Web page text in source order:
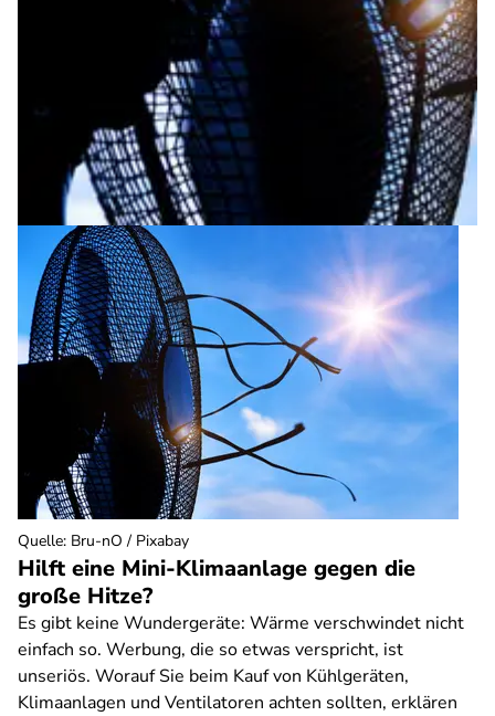
Hilft eine Mini-Klimaanlage gegen die
große Hitze?
Es gibt keine Wundergeräte: Wärme verschwindet nicht
einfach so. Werbung, die so etwas verspricht, ist
unseriös. Worauf Sie beim Kauf von Kühlgeräten,
Klimaanlagen und Ventilatoren achten sollten, erklären
Quelle: Bru-nO / Pixabay